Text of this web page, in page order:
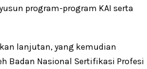
program-program KAI serta
lanjutan, yang kemudian
Badan Nasional Sertifikasi Profesi